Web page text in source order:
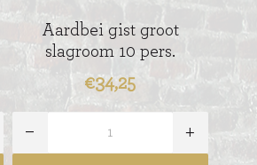
Aardbei gist groot
slagroom 10 pers.
€34,25